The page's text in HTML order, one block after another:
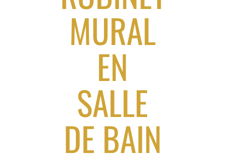
MURAL
EN
SALLE
DE BAIN